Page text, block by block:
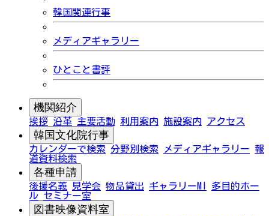
韓国関連行事
メディアギャラリー
ひとこと書評
機関紹介
挨拶 沿革 主要活動 利用案内 施設案内 アクセス
韓国文化院行事
カレンダーで検索 分野別検索 メディアギャラリー 報
道資料検索
各種申請
後援名義 見学会 物品貸出 ギャラリーMI
多目的ホー
ル セミナー室
図書映像資料室